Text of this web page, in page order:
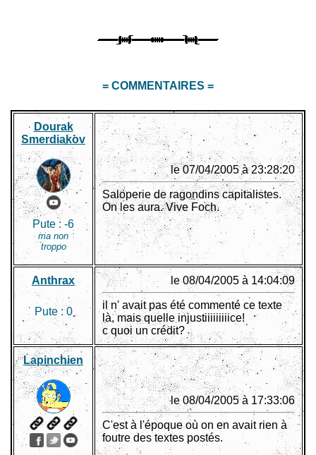
= COMMENTAIRES =
Dourak
Smerdiakov
Pute : -6
ma non
troppo
le 07/04/2005 à 23:28:20
Saloperie de ragondins capitalistes.
On les aura. Vive Foch.
Anthrax
Pute :0
le 08/04/2005 à 14:04:09
il n' avait pas été commenté ce texte
là, mais quelle injustiiiiiiiiice!
c quoi un crédit?
Lapinchien
le 08/04/2005 à 17:33:06
C'est à l'époque où on en avait rien à
foutre des textes postés.